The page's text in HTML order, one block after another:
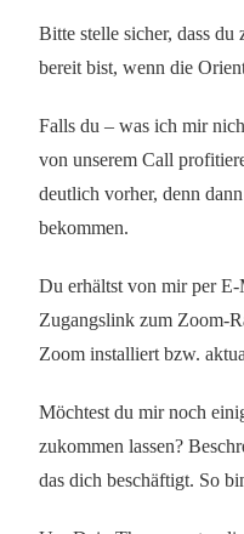
Bitte stelle sicher, dass du
bereit bist, wenn die
Falls du – was ich mir
von unserem Call
deutlich vorher, denn
bekommen.
Du erhältst von mir per
Zugangslink zum Zoom-
Zoom installiert bzw.
Möchtest du mir noch
zukommen lassen?
das dich beschäftigt. So